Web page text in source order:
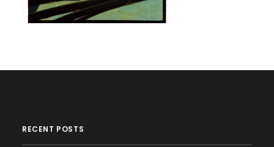
RECENT POSTS